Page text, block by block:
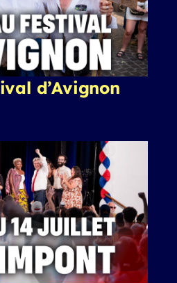
d’Avignon